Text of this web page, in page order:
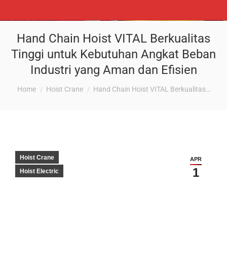
Hand Chain Hoist VITAL Berkualitas
Tinggi untuk Kebutuhan Angkat Beban
Industri yang Aman dan Efisien
Home Hoist Crane Hand Chain Hoist VITAL Berkualitas…
APR
1
Hoist Crane
Hoist Electric